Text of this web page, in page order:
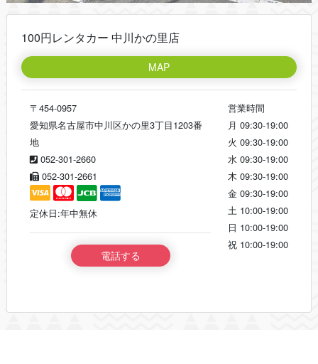
100円レンタカー 中川かの里店
MAP
〒454-0957
愛知県名古屋市中川区かの里3丁目1203番
地
052-301-2660
052-301-2661
定休日:年中無休
電話する
営業時間
月 09:30-19:00
火 09:30-19:00
水 09:30-19:00
木 09:30-19:00
金 09:30-19:00
土 10:00-19:00
日 10:00-19:00
祝 10:00-19:00